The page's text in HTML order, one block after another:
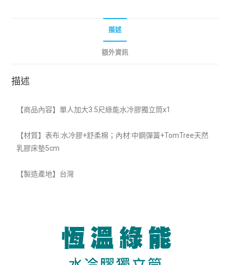
描述
額外資訊
描述
【商品內容】單人加大3.5尺綠能水冷膠獨立筒x1
【材質】表布:水冷膠+舒柔棉；內材:中鋼彈簧+TomTree天然
乳膠床墊5cm
【製造產地】 台灣